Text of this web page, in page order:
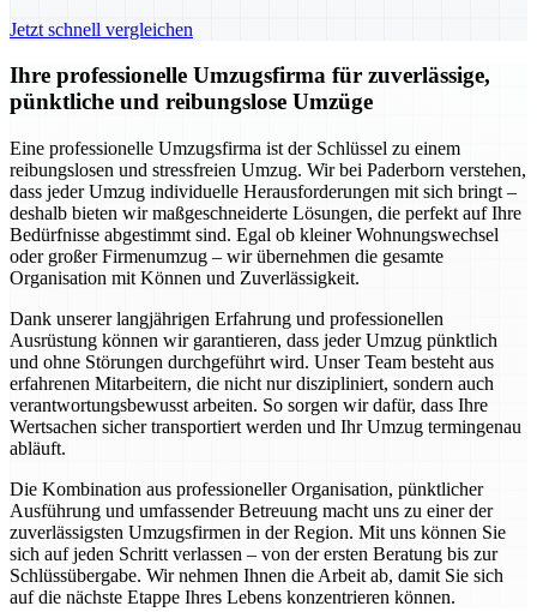
Jetzt schnell vergleichen
Ihre professionelle Umzugsfirma für zuverlässige,
pünktliche und reibungslose Umzüge
Eine professionelle Umzugsfirma ist der Schlüssel zu einem
reibungslosen und stressfreien Umzug. Wir bei Paderborn verstehen,
dass jeder Umzug individuelle Herausforderungen mit sich bringt –
deshalb bieten wir maßgeschneiderte Lösungen, die perfekt auf Ihre
Bedürfnisse abgestimmt sind. Egal ob kleiner Wohnungswechsel
oder großer Firmenumzug – wir übernehmen die gesamte
Organisation mit Können und Zuverlässigkeit.
Dank unserer langjährigen Erfahrung und professionellen
Ausrüstung können wir garantieren, dass jeder Umzug pünktlich
und ohne Störungen durchgeführt wird. Unser Team besteht aus
erfahrenen Mitarbeitern, die nicht nur diszipliniert, sondern auch
verantwortungsbewusst arbeiten. So sorgen wir dafür, dass Ihre
Wertsachen sicher transportiert werden und Ihr Umzug termingenau
abläuft.
Die Kombination aus professioneller Organisation, pünktlicher
Ausführung und umfassender Betreuung macht uns zu einer der
zuverlässigsten Umzugsfirmen in der Region. Mit uns können Sie
sich auf jeden Schritt verlassen – von der ersten Beratung bis zur
Schlüssübergabe. Wir nehmen Ihnen die Arbeit ab, damit Sie sich
auf die nächste Etappe Ihres Lebens konzentrieren können.